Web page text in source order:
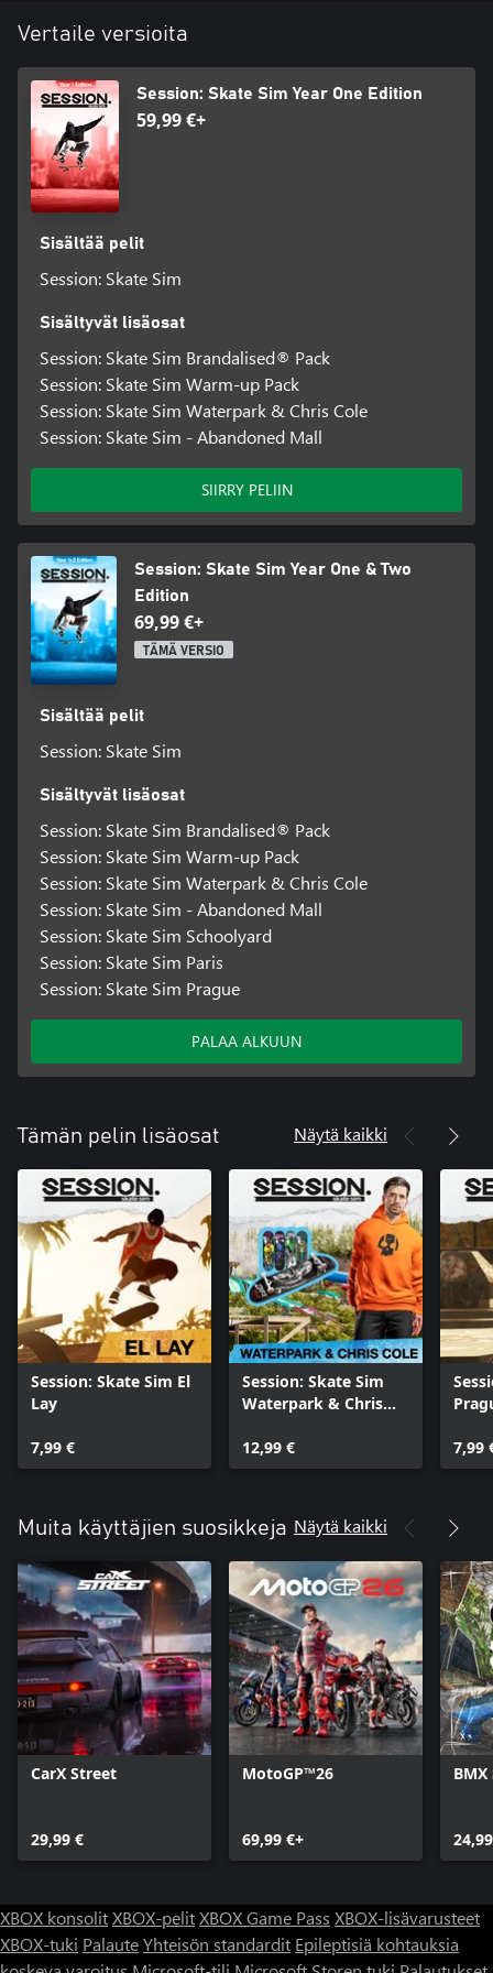
Session: Skate Sim - Prague:
- 2 erikoisasua
Vertaile versioita
Session: Skate Sim Year One Edition
59,99 €+
Sisältää pelit
Session: Skate Sim
Sisältyvät lisäosat
Session: Skate Sim Brandalised® Pack
Session: Skate Sim Warm-up Pack
Session: Skate Sim Waterpark & Chris Cole
Session: Skate Sim - Abandoned Mall
SIIRRY PELIIN
Session: Skate Sim Year One & Two
Edition
69,99 €+
TÄMÄ VERSIO
Sisältää pelit
Session: Skate Sim
Sisältyvät lisäosat
Session: Skate Sim Brandalised® Pack
Session: Skate Sim Warm-up Pack
Session: Skate Sim Waterpark & Chris Cole
Session: Skate Sim - Abandoned Mall
Session: Skate Sim Schoolyard
Session: Skate Sim Paris
Session: Skate Sim Prague
PALAA ALKUUN
Tämän pelin lisäosat Näytä kaikki
Session: Skate Sim El
Lay
7,99 €
Session: Skate Sim
Waterpark & Chris
12,99 €
7,99
Muita käyttäjien suosikkeja Näytä kaikki
CarX Street
29,99 €
MotoGP™26
69,99 €+
XBOX konsolitXBOX-pelitXBOX Game Pass XBOX-lisävarusteet
XBOX-tuki PalauteYhteisön standardit Epileptisiä kohtauksia